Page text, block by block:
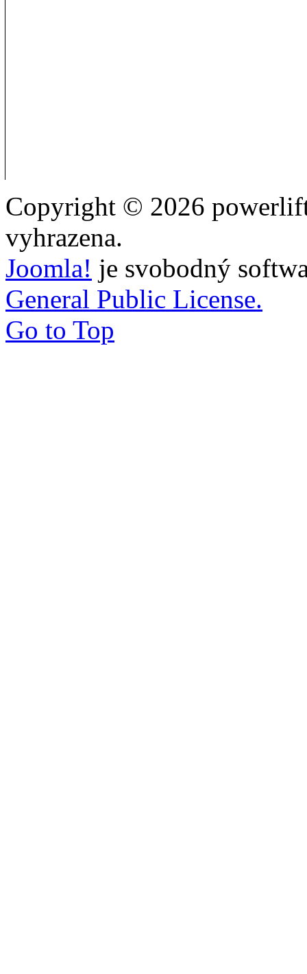
Copyright © 2026
vyhrazena.
Joomla! je svobodný
General Public License.
Go to Top